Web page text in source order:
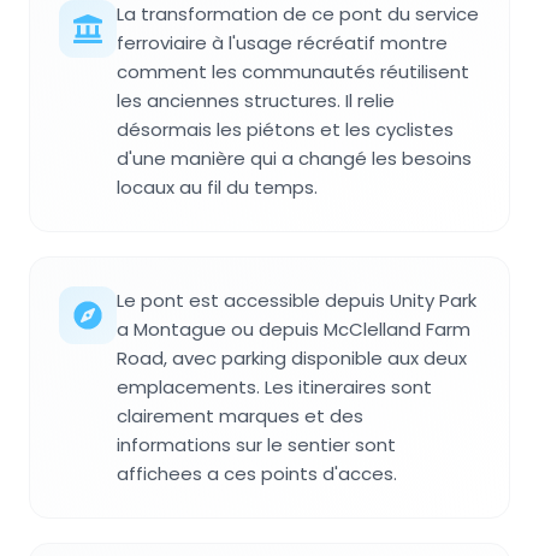
La transformation de ce pont du service
ferroviaire à l'usage récréatif montre
comment les communautés réutilisent
les anciennes structures. Il relie
désormais les piétons et les cyclistes
d'une manière qui a changé les besoins
locaux au fil du temps.
Le pont est accessible depuis Unity Park
a Montague ou depuis McClelland Farm
Road, avec parking disponible aux deux
emplacements. Les itineraires sont
clairement marques et des
informations sur le sentier sont
affichees a ces points d'acces.